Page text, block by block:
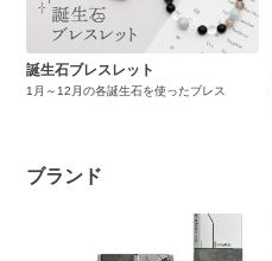
誕生石ブレスレット
1月～12月の各誕生石を使ったブレス
ブランド